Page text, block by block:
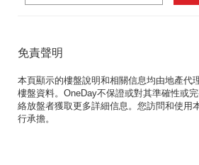
免責聲明
本頁顯示的樓盤說明和相關信息均由地產代
樓盤資料。OneDay不保證或對其準確性或
絡放盤者獲取更多詳細信息。您訪問和使用
行承擔。